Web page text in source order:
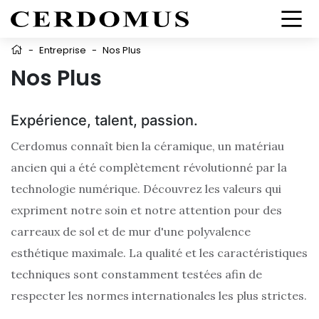
- Entreprise - Nos Plus
Nos Plus
Expérience, talent, passion.
Cerdomus connaît bien la céramique, un matériau
ancien qui a été complètement révolutionné par la
technologie numérique. Découvrez les valeurs qui
expriment notre soin et notre attention pour des
carreaux de sol et de mur d'une polyvalence
esthétique maximale. La qualité et les caractéristiques
techniques sont constamment testées afin de
respecter les normes internationales les plus strictes.